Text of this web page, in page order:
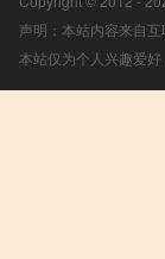
声明：本站内容来自
本站仅为个人兴趣爱